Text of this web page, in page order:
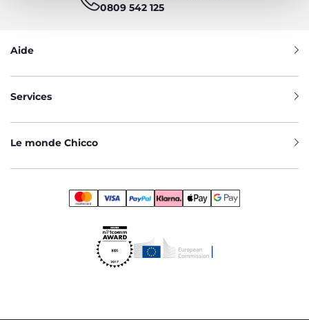
0809 542 125
Aide
Services
Le monde Chicco